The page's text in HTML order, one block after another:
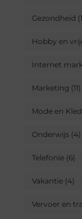
Gezondheid
Hobby en
Internet
Marketing (11)
Mode en
Onderwijs(4)
Telefonie(6)
Vakantie(4)
Vervoer en